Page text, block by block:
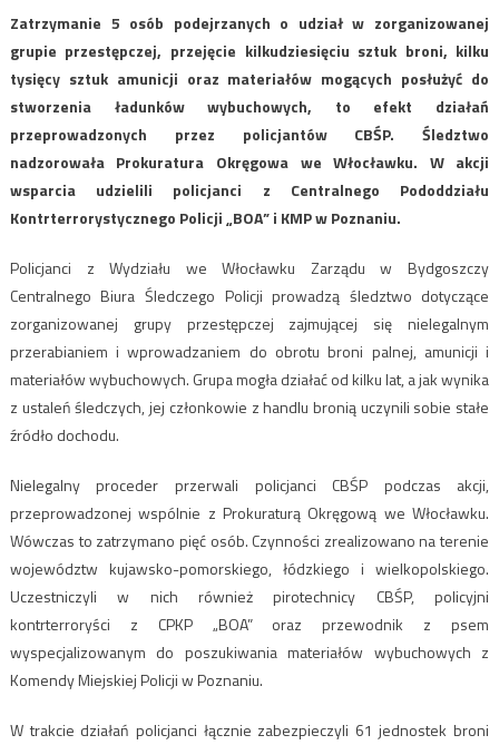
Zatrzymanie 5 osób podejrzanych o udział w zorganizowanej
grupie przestępczej, przejęcie kilkudziesięciu sztuk broni, kilku
tysięcy sztuk amunicji oraz materiałów mogących posłużyć do
stworzenia ładunków wybuchowych, to efekt działań
przeprowadzonych przez policjantów CBŚP. Śledztwo
nadzorowała Prokuratura Okręgowa we Włocławku. W akcji
wsparcia udzielili policjanci z Centralnego Pododdziału
Kontrterrorystycznego Policji „BOA” i KMP w Poznaniu.
Policjanci z Wydziału we Włocławku Zarządu w Bydgoszczy
Centralnego Biura Śledczego Policji prowadzą śledztwo dotyczące
zorganizowanej grupy przestępczej zajmującej się nielegalnym
przerabianiem i wprowadzaniem do obrotu broni palnej, amunicji i
materiałów wybuchowych. Grupa mogła działać od kilku lat, a jak wynika
z ustaleń śledczych, jej członkowie z handlu bronią uczynili sobie stałe
źródło dochodu.
Nielegalny proceder przerwali policjanci CBŚP podczas akcji,
przeprowadzonej wspólnie z Prokuraturą Okręgową we Włocławku.
Wówczas to zatrzymano pięć osób. Czynności zrealizowano na terenie
województw kujawsko-pomorskiego, łódzkiego i wielkopolskiego.
Uczestniczyli w nich również pirotechnicy CBŚP, policyjni
kontrterroryści z CPKP „BOA” oraz przewodnik z psem
wyspecjalizowanym do poszukiwania materiałów wybuchowych z
Komendy Miejskiej Policji w Poznaniu.
W trakcie działań policjanci łącznie zabezpieczyli 61 jednostek broni